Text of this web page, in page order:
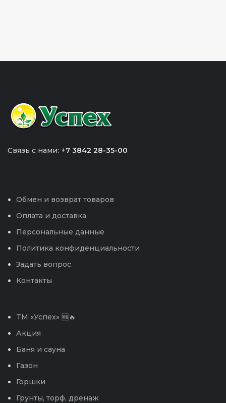
Связь с нами: +7 3842 28-35-00
Обмен и возврат товаров
Оплата и доставка
Персональные данные
Политика конфиденциальности
Задать вопрос
Контакты
TM «Успех» 🆕🔥
Акция
Баня и сауна
Газон
Горшки
Грунты, торф, дренаж